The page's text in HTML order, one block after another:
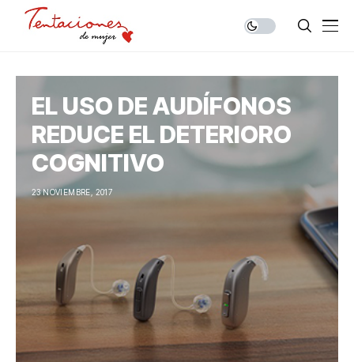
EL USO DE AUDÍFONOS
REDUCE EL DETERIORO
COGNITIVO
23 NOVIEMBRE, 2017